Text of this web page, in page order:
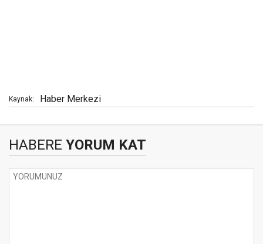
Kaynak: Haber Merkezi
HABERE YORUM KAT